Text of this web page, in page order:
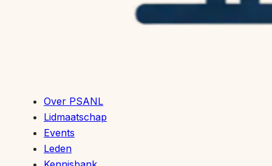
Over PSANL
Lidmaatschap
Events
Leden